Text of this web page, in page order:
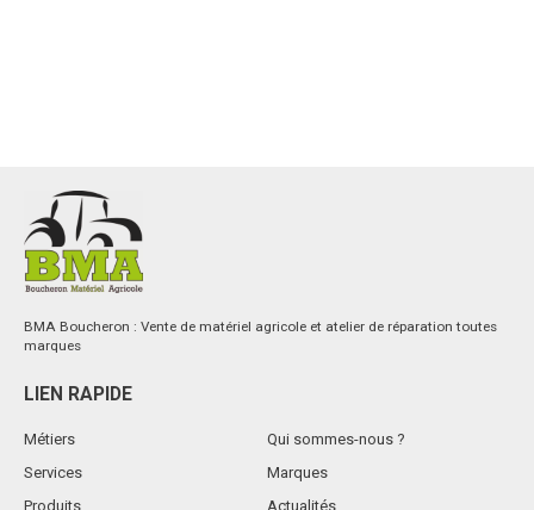
BMA Boucheron : Vente de matériel agricole et atelier de réparation toutes
marques
LIEN RAPIDE
Métiers
Services
Produits
Qui sommes-nous ?
Marques
Actualités